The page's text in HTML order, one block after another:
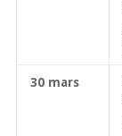
30 mars